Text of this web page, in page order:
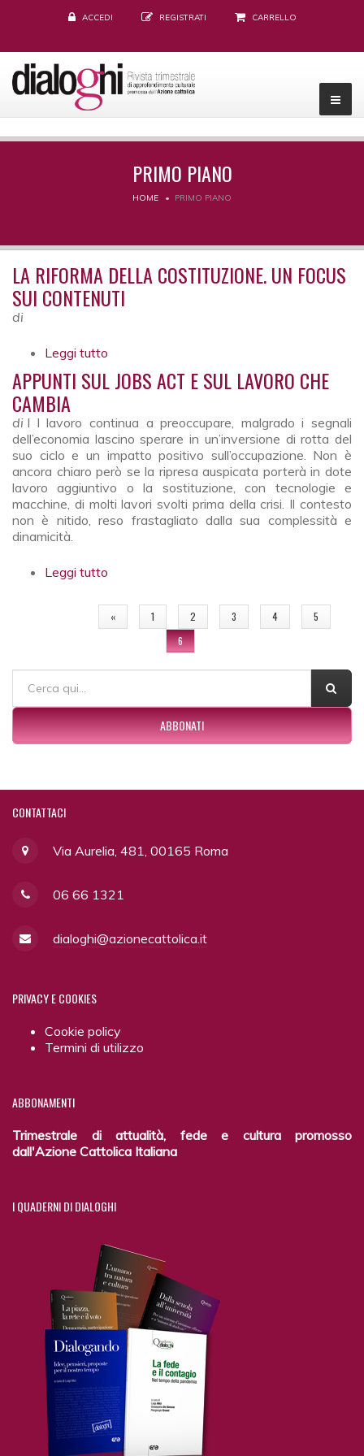
ACCEDI REGISTRATI CARRELLO
PRIMO PIANO
HOME PRIMO PIANO
LA RIFORMA DELLA COSTITUZIONE. UN FOCUS
SUI CONTENUTI
di
Leggi tutto
APPUNTI SUL JOBS ACT E SUL LAVORO CHE
CAMBIA
di I l lavoro continua a preoccupare, malgrado i segnali
dell’economia lascino sperare in un’inversione di rotta del
suo ciclo e un impatto positivo sull’occupazione. Non è
ancora chiaro però se la ripresa auspicata porterà in dote
lavoro aggiuntivo o la sostituzione, con tecnologie e
macchine, di molti lavori svolti prima della crisi. Il contesto
non è nitido, reso frastagliato dalla sua complessità e
dinamicità.
Leggi tutto
« 1 2 3 4
5
6
FORM DI RICERCA
ABBONATI
CONTATTACI
Via Aurelia, 481, 00165 Roma
06 66 1321
dialoghi@azionecattolica.it
PRIVACYE COOKIES
Cookie policy
Termini di utilizzo
ABBONAMENTI
Trimestrale di attualità, fede e cultura promosso
dall'Azione Cattolica Italiana
IQUADERNI DI DIALOGHI